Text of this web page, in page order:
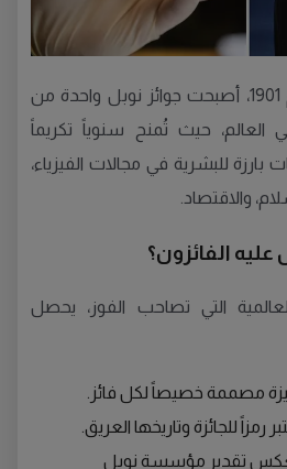
منذ منحها لأول مرة عام 1901، أصبحت جوائز نوبل واحدة من
العالم، حيث تُمنح سنوياً تكريماً
للبشرية في مجالات الفيزياء،
والاقتصاد.
عليه الفائزون؟
التي تصاحب الفوز، يحصل
مصممة خصيصاً لكل فائز.
رمزاً للجائزة وتاريخها العريق.
تقدير مؤسسة نوبل